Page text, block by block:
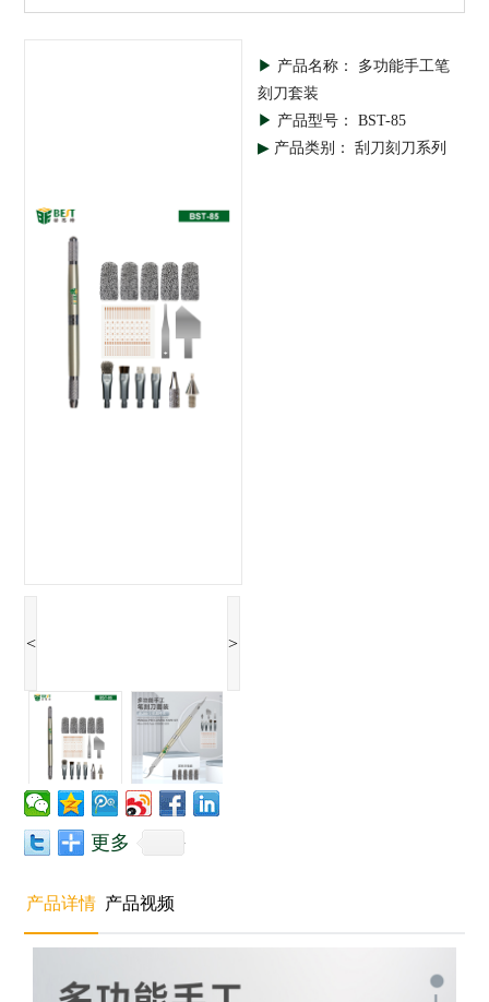
< >
更多
▶ 产品名称： 多功能手工笔
刻刀套装
▶ 产品型号： BST-85
▶ 产品类别： 刮刀刻刀系列
产品详情 产品视频